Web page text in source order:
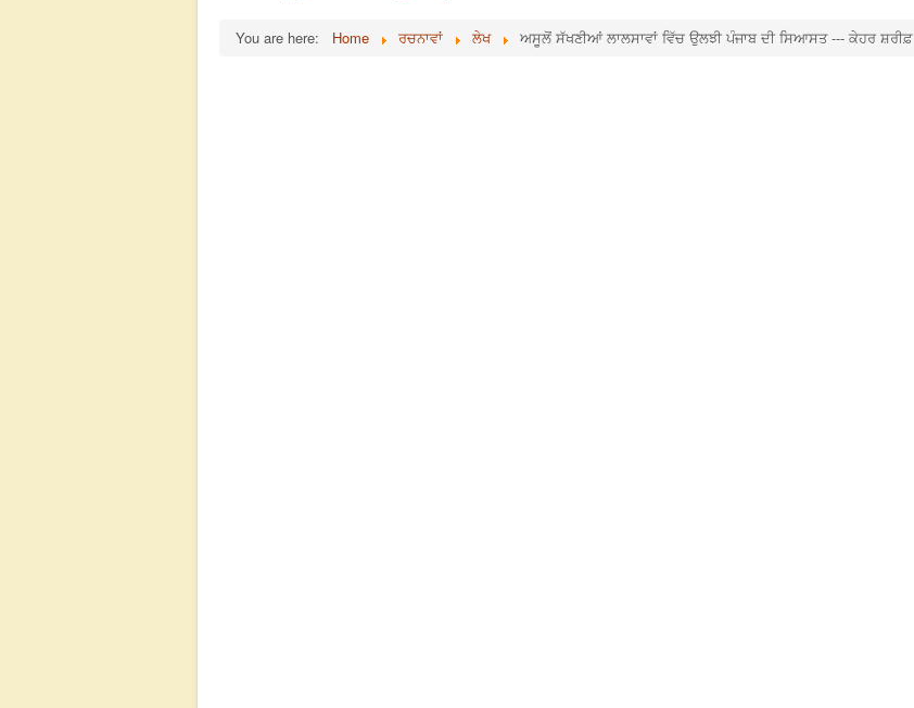
You are here: Home ਰਚਨਾਵਾਂ ਲੇਖ ਅਸੂਲੋਂ ਸੱਖਣੀਆਂ ਲਾਲਸਾਵਾਂ ਵਿੱਚ ਉਲਝੀ ਪੰਜਾਬ ਦੀ ਸਿਆਸਤ --- ਕੇਹਰ ਸ਼ਰੀਫ਼